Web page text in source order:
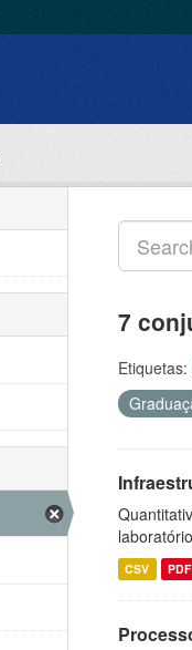
7
Etiquetas:
CSV PDF